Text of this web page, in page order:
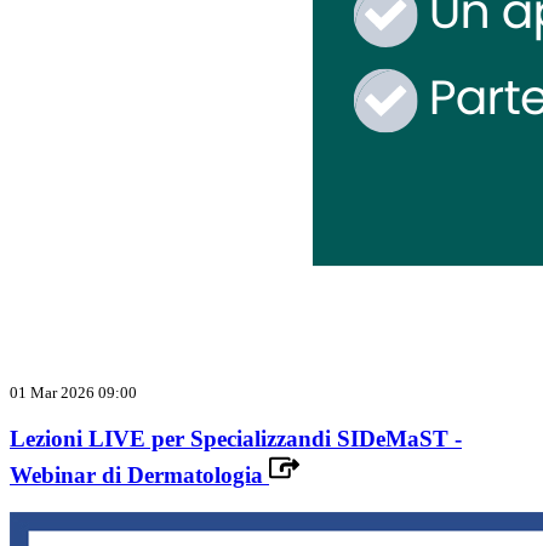
01 Mar 2026 09:00
Lezioni LIVE per Specializzandi SIDeMaST -
Webinar di Dermatologia